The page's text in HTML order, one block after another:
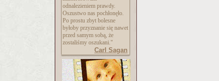
odnalezieniem prawdy.
Oszustwo nas pochłonęło.
Po prostu zbyt bolesne
byłoby przyznanie się nawet
przed samym sobą, że
zostaliśmy oszukani."
Carl Sagan